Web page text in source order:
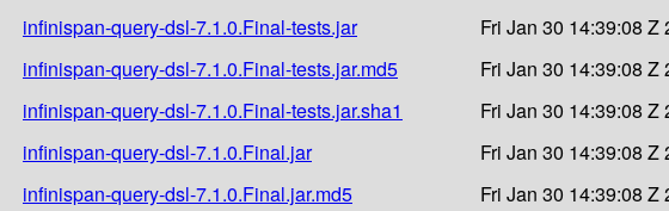
infinispan-query-dsl-7.1.0.Final-tests.jar
Fri Jan 30 14:39:08 Z
infinispan-query-dsl-7.1.0.Final-tests.jar.md5
Fri Jan 30 14:39:08 Z
infinispan-query-dsl-7.1.0.Final-tests.jar.sha1
Fri Jan 30 14:39:08 Z
infinispan-query-dsl-7.1.0.Final.jar
Fri Jan 30 14:39:08 Z
infinispan-query-dsl-7.1.0.Final.jar.md5
Fri Jan 30 14:39:08 Z